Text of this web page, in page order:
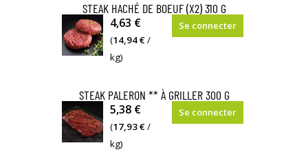
STEAK HACHÉ DE BOEUF (X2) 310 G
4,63 €
(14,94 €/
kg)
Se connecter
STEAK PALERON ** À GRILLER 300 G
5,38 €
(17,93 €/
kg)
Se connecter